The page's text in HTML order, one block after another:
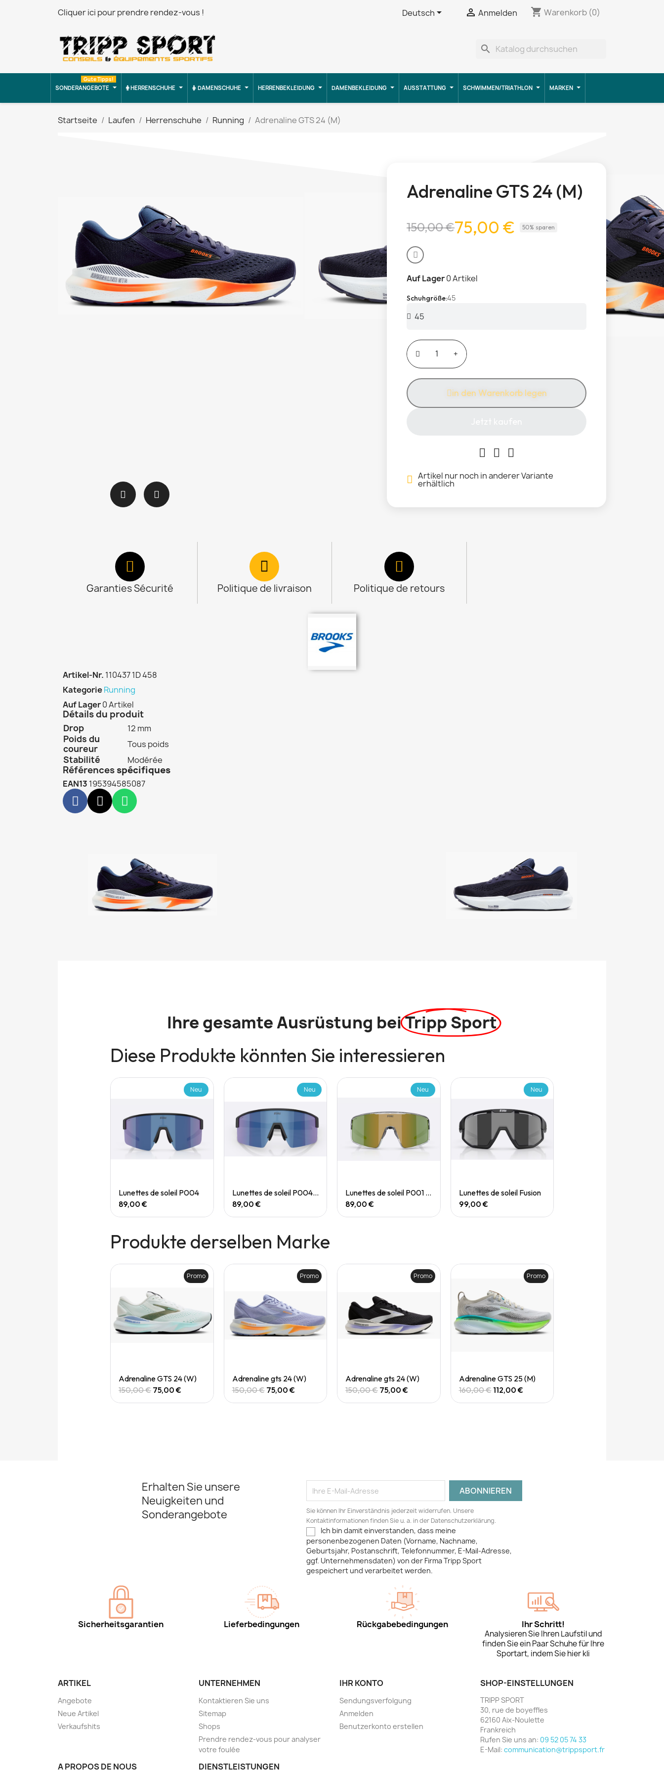
Cliquer ici pour prendre rendez-vous ! Deutsch  Anmelden shopping_cart Warenkorb (0)
search
SONDERANGEBOTE
Gute Tipps!
HERRENSCHUHE DAMENSCHUHE HERRENBEKLEIDUNG DAMENBEKLEIDUNG AUSSTATTUNG SCHWIMMEN/TRIATHLON MARKEN
Startseite Laufen Herrenschuhe Running Adrenaline GTS 24 (M)
Adrenaline GTS 24 (M)
150,00 €75,00 € 50% sparen
Auf Lager0 Artikel
Schuhgröße45
in den Warenkorb legen
Artikel nur noch in anderer Variante
erhältlich
Garanties Sécurité Politique de livraison Politique de retours
Artikel-Nr. 110437 1D 458
KategorieRunning
Auf Lager0 Artikel
Détails du produit
Drop 12 mm
Poids du
coureur
Tous poids
Stabilité Modérée
Références spécifiques
EAN13 195394585087
Ihre gesamte Ausrüstung beiTripp Sport
Diese Produkte könnten Sie interessieren
Quick View
Neu
Lunettes de soleil P004
89,00 €
Quick View
Neu
Lunettes de soleil P004 Small
89,00 €
Quick View
Neu
Lunettes de soleil P001 Small
89,00 €
Quick View
Neu
Lunettes de soleil Fusion
99,00 €
Produkte derselben Marke
Quick View
Promo
Adrenaline GTS 24 (W)
150,00 € 75,00 €
Quick View
Promo
Adrenaline gts 24 (W)
150,00 € 75,00 €
Quick View
Promo
Adrenaline gts 24 (W)
150,00 € 75,00 €
Quick View
Promo
Adrenaline GTS 25 (M)
160,00 € 112,00 €
Erhalten Sie unsere
Neuigkeiten und
Sonderangebote
Sie können Ihr Einverständnis jederzeit widerrufen. Unsere
Kontaktinformationen finden Sie u. a. in der Datenschutzerklärung.
Ich bin damit einverstanden, dass meine
personenbezogenen Daten (Vorname, Nachname,
Geburtsjahr, Postanschrift, Telefonnummer, E-Mail-Adresse,
ggf. Unternehmensdaten) von der Firma Tripp Sport
gespeichert und verarbeitet werden.
Sicherheitsgarantien Lieferbedingungen Rückgabebedingungen Ihr Schritt!
Analysieren Sie Ihren Laufstil und
finden Sie ein Paar Schuhe für Ihre
Sportart, indem Sie hier kli
ARTIKEL
Angebote
Neue Artikel
Verkaufshits
UNTERNEHMEN
Kontaktieren Sie uns
Sitemap
Shops
Prendre rendez-vous pour analyser
votre foulée
A PROPOS DE NOUS DIENSTLEISTUNGEN
IHR KONTO
Sendungsverfolgung
Anmelden
Benutzerkonto erstellen
SHOP-EINSTELLUNGEN
TRIPP SPORT
30, rue de boyeffles
62160 Aix-Noulette
Frankreich
Rufen Sie uns an: 09 52 05 74 33
E-Mail: communication@trippsport.fr